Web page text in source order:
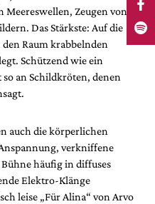
Meereswellen, Zeugen von
Das Stärkste: Auf die
Raum krabbelnden
Schützend wie ein
so an Schildkröten, denen
auch die körperlichen
verkniffene
häufig in diffuses
Elektro-Klänge
leise „Für Alina“ von Arvo